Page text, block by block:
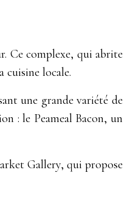
Ce complexe, qui abrite
locale.
une grande variété de
: le Peameal Bacon, un
Gallery, qui propose